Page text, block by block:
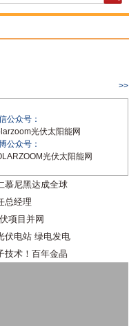
>>
公众号：
光伏太阳能网
公众号：
光伏太阳能网
慕尼黑达成全球
总经理
项目并网
伏电站 绿电发电
技术！百年金晶